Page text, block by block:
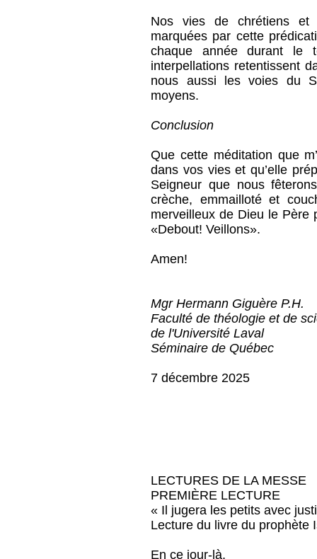
Nos vies de chrétiens et
marquées par cette
chaque année durant le
interpellations retentissent
nous aussi les voies du
moyens.
Conclusion
Que cette méditation que
dans vos vies et qu’elle
Seigneur que nous
crèche, emmailloté et
merveilleux de Dieu le Père
«Debout! Veillons».
Amen!
Mgr Hermann Giguère P.H.
Faculté de théologie et de
de l'Université Laval
Séminaire de Québec
7 décembre 2025
LECTURES DE LA MESSE
PREMIÈRE LECTURE
« Il jugera les petits avec
Lecture du livre du prophète
En ce jour-là,